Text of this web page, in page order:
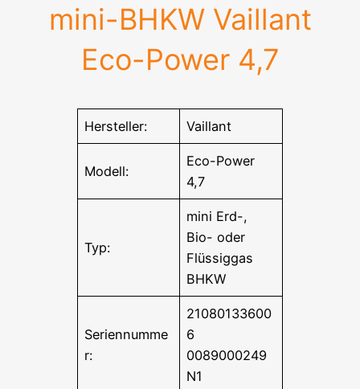
mini-BHKW Vaillant
Eco-Power 4,7
Hersteller: Vaillant
Modell:
Eco-Power
4,7
Typ:
mini Erd-,
Bio- oder
Flüssiggas
BHKW
Seriennumme
r:
21080133600
6
0089000249
N1